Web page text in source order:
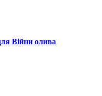
Війни олива